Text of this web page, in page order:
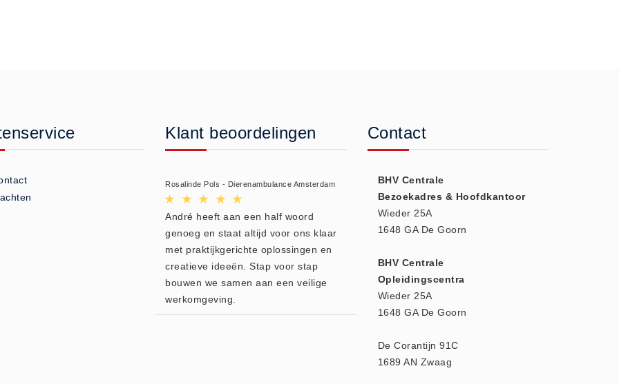
Klant beoordelingen
Rosalinde Pols - Dierenambulance Amsterdam
André heeft aan een half woord
genoeg en staat altijd voor ons klaar
met praktijkgerichte oplossingen en
creatieve ideeën. Stap voor stap
bouwen we samen aan een veilige
werkomgeving.
Contact
BHV Centrale
Bezoekadres & Hoofdkantoor
Wieder 25A
1648 GA De Goorn
BHV Centrale
Opleidingscentra
Wieder 25A
1648 GA De Goorn
De Corantijn 91C
1689 AN Zwaag